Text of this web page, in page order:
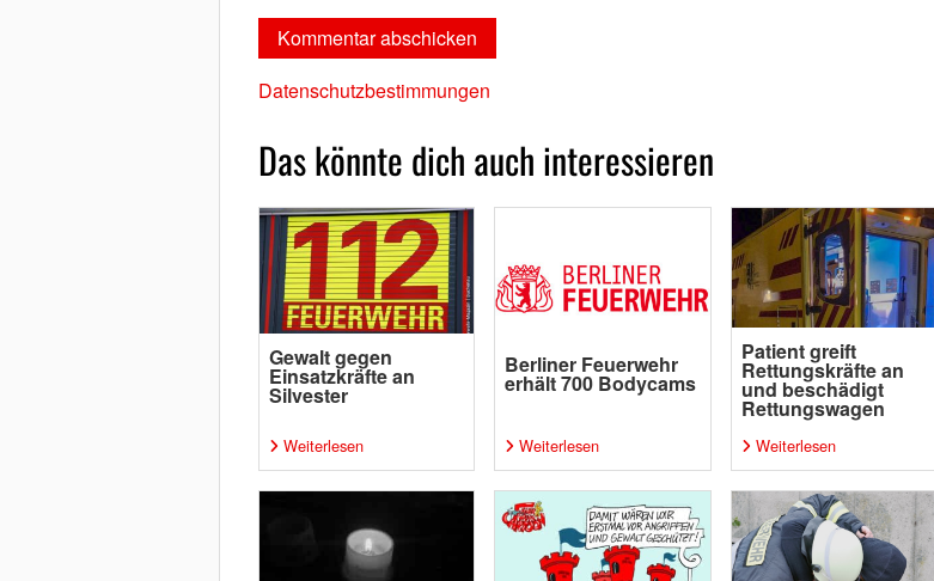
Datenschutzbestimmungen
Das könnte dich auch interessieren
Gewalt gegen
Einsatzkräfte an
Silvester
Weiterlesen
Berliner Feuerwehr
erhält 700 Bodycams
Weiterlesen
Patient greift
Rettungskräfte an
und beschädigt
Rettungswagen
Weiterlesen